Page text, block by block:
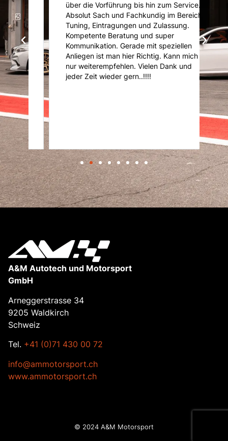
über die Vorführung bis hin zum Service.
Absolut Sach und Fachkundig im Bereich
Tuning, Eintragungen und Zulassung.
Kompetente Beratung und super
Kommunikation. Gerade mit speziellen
Anliegen ist man hier Richtig. Kann mich
nur weiterempfehlen. Vielen Dank und
jeder Zeit wieder gern..!!!!
A&M Autotech und Motorsport
GmbH
Arneggerstrasse 34
9205 Waldkirch
Schweiz
Tel. +41 (0)71 430 00 72
info@ammotorsport.ch
www.ammotorsport.ch
© 2024 A&M Motorsport